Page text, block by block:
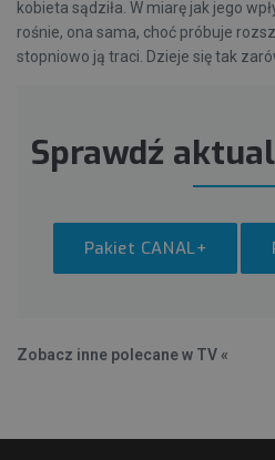
kobieta sądziła. W miarę jak jego
rośnie, ona sama, choć próbuje
stopniowo ją traci. Dzieje się tak
Sprawdź
Pakiet CANAL+
Zobacz inne polecane w TV «